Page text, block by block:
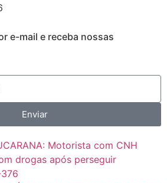
e-mail e receba nossas
Enviar
Motorista com CNH
drogas após perseguir